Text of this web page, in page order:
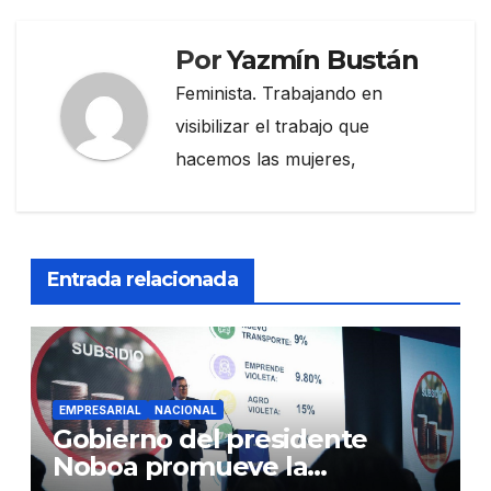
PorYazmín Bustán
Feminista. Trabajando en
visibilizar el trabajo que
hacemos las mujeres,
Entrada relacionada
EMPRESARIAL NACIONAL
Gobierno del presidente
Noboa promueve la